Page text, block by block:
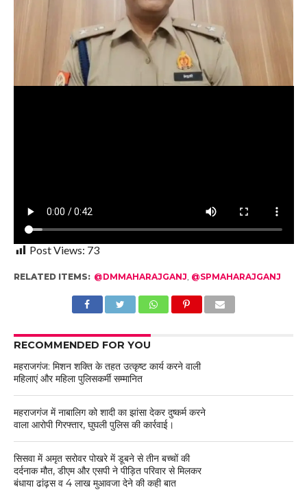
Post Views: 73
RELATED ITEMS: @DMMAHARAJGANJ @SPMAHARAJGANJ
RECOMMENDED FOR YOU
महराजगंज: मिशन शक्ति के तहत उत्कृष्ट कार्य करने वाली
महिलाएं और महिला पुलिसकर्मी सम्मानित
महराजगंज में नाबालिग को शादी का झांसा देकर दुष्कर्म करने
वाला आरोपी गिरफ्तार, घुघली पुलिस की कार्रवाई।
सिसवा में अमृत सरोवर पोखरे में डूबने से तीन बच्चों की
दर्दनाक मौत, डीएम और एसपी ने पीड़ित परिवार से मिलकर
बंधाया ढांढ़स व 4 लाख मुआवजा देने की कही बात